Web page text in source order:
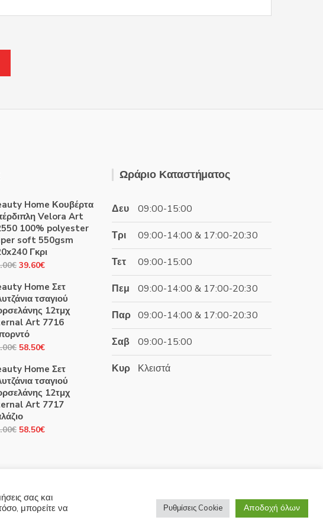
επιλεγούν
σελίδα
προϊόντος
Home Κουβέρτα
Velora Art
100% polyester
soft 550gsm
Γκρι
€ Original
was:
44.00€.
39.60€Η
τιμή
είναι:
39.60€.
Home Σετ
τσαγιού
12τμχ
Art 7716
€ Original
was:
65.00€.
58.50€Η
τιμή
είναι:
58.50€.
Home Σετ
τσαγιού
12τμχ
Art 7717
€ Original
58.50€Η
Ωράριο Καταστήματος
Δευ 09:00-15:00
Τρι 09:00-14:00 & 17:00-20:30
Τετ 09:00-15:00
Πεμ 09:00-14:00 & 17:00-20:30
Παρ 09:00-14:00 & 17:00-20:30
Σαβ 09:00-15:00
Κυρ Κλειστά
Development by Wrk.gr
σας και
μπορείτε να
Ρυθμίσεις Cookie Αποδοχή όλων